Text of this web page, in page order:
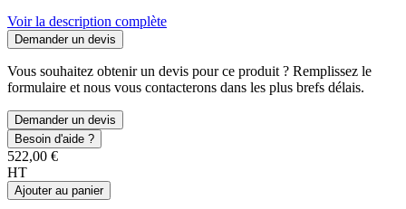
Voir la description complète
Demander un devis
Vous souhaitez obtenir un devis pour ce produit ? Remplissez le
formulaire et nous vous contacterons dans les plus brefs délais.
Demander un devis
Besoin d'aide ?
522,00 €
HT
Ajouter au panier